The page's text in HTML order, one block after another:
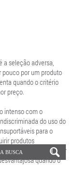
a seleção adversa,
por um produto
quando o critério
preço.
intenso com o
do uso do
para o
produtos
irrisório. Mas, qualquer
quando o